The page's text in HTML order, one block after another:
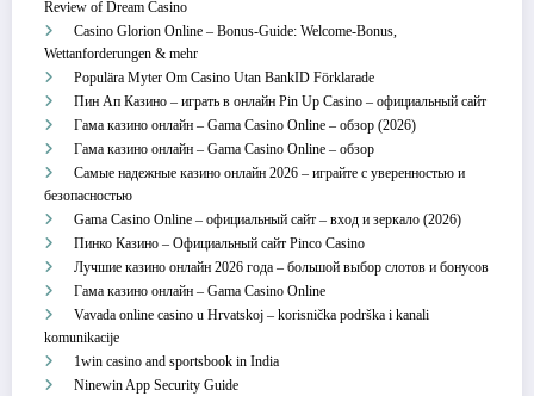
Review of Dream Casino
Casino Glorion Online – Bonus‑Guide: Welcome‑Bonus,
Wettanforderungen & mehr
Populära Myter Om Casino Utan BankID Förklarade
Пин Ап Казино – играть в онлайн Pin Up Casino – официальный сайт
Гама казино онлайн – Gama Casino Online – обзор (2026)
Гама казино онлайн – Gama Casino Online – обзор
Самые надежные казино онлайн 2026 – играйте с уверенностью и
безопасностью
Gama Casino Online – официальный сайт – вход и зеркало (2026)
Пинко Казино – Официальный сайт Pinco Casino
Лучшие казино онлайн 2026 года – большой выбор слотов и бонусов
Гама казино онлайн – Gama Casino Online
Vavada online casino u Hrvatskoj – korisnička podrška i kanali
komunikacije
1win casino and sportsbook in India
Ninewin App Security Guide